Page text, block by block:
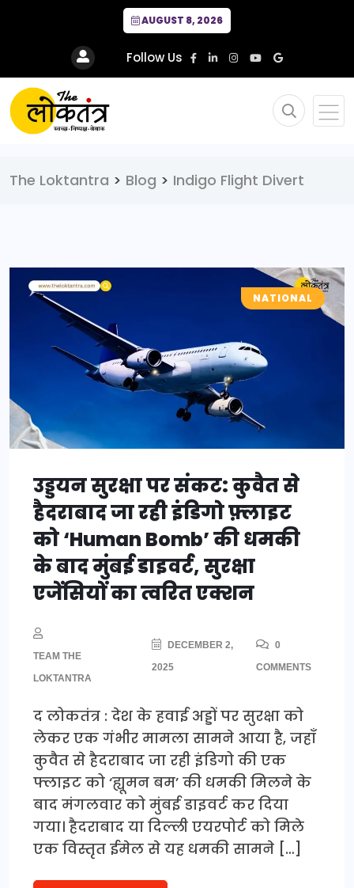
AUGUST 8, 2026
Follow Us
The Loktantra > Blog > Indigo Flight Divert
NATIONAL
उड्डयन सुरक्षा पर संकट: कुवैत से
हैदराबाद जा रही इंडिगो फ़्लाइट
को ‘Human Bomb’ की धमकी
के बाद मुंबई डाइवर्ट, सुरक्षा
एजेंसियों का त्वरित एक्शन
TEAM THE
LOKTANTRA
DECEMBER 2,
2025
0
COMMENTS
द लोकतंत्र : देश के हवाई अड्डों पर सुरक्षा को
लेकर एक गंभीर मामला सामने आया है, जहाँ
कुवैत से हैदराबाद जा रही इंडिगो की एक
फ्लाइट को ‘ह्यूमन बम’ की धमकी मिलने के
बाद मंगलवार को मुंबई डाइवर्ट कर दिया
गया। हैदराबाद या दिल्ली एयरपोर्ट को मिले
एक विस्तृत ईमेल से यह धमकी सामने […]